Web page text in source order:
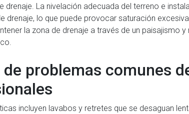
La nivelación adecuada del terreno e
drenaje, lo que puede provocar saturación
la zona de drenaje a través de un paisajismo
problemas comunes
incluyen lavabos y retretes que se desaguan